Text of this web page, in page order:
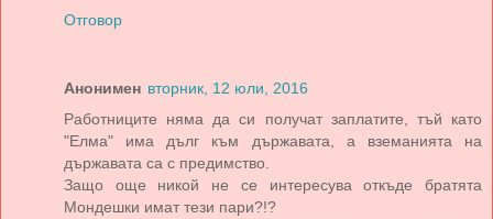
Отговор
Анонимен вторник, 12 юли, 2016
Работниците няма да си получат заплатите, тъй като
"Елма" има дълг към държавата, а вземанията на
държавата са с предимство.
Защо още никой не се интересува откъде братята
Мондешки имат тези пари?!?